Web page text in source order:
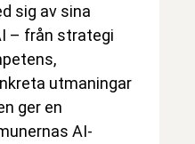
sig av sina
– från strategi
utmaningar
ger en
AI-